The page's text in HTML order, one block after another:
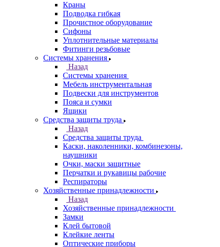
Краны
Подводка гибкая
Прочистное оборудование
Сифоны
Уплотнительные материалы
Фитинги резьбовые
Системы хранения
Назад
Системы хранения
Мебель инструментальная
Подвески для инструментов
Пояса и сумки
Ящики
Средства защиты труда
Назад
Средства защиты труда
Каски, наколенники, комбинезоны,
наушники
Очки, маски защитные
Перчатки и рукавицы рабочие
Респираторы
Хозяйственные принадлежности
Назад
Хозяйственные принадлежности
Замки
Клей бытовой
Клейкие ленты
Оптические приборы